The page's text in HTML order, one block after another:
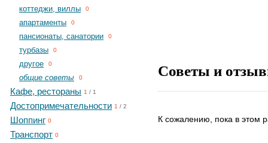
коттеджи, виллы 0
апартаменты 0
пансионаты, санатории 0
турбазы 0
другое 0
общие советы 0
Кафе, рестораны 1 / 1
Достопримечательности 1 / 2
Шоппинг 0
Транспорт 0
Советы и
К сожалению, пока в этом